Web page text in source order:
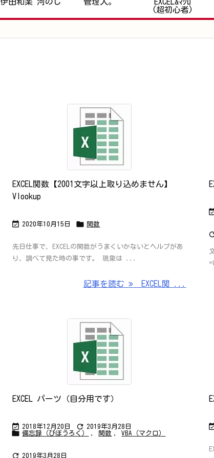
(超初心者)
EXCEL関数【2001文字以上取り込めません】
Vlookup
 2020年10月15日  関数
先日仕事で、EXCELの関数がうまくいかないとヘルプがあ
り、調べて見た時の事です。 現象は ...
記事を読む EXCEL関 ...
EXCEL パーツ（自分用です）
 2018年12月20日  2019年3月28日
 備忘録（びぼうろく） , 関数 , VBA（マクロ）
 2019年3月28日